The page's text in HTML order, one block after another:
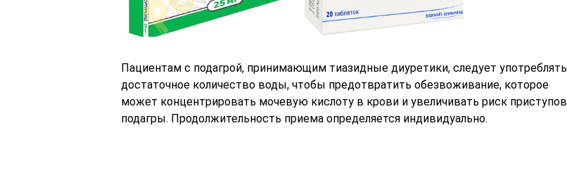
Пациентам с подагрой, принимающим тиазидные диуретики, следует употреблять
достаточное количество воды, чтобы предотвратить обезвоживание, которое
может концентрировать мочевую кислоту в крови и увеличивать риск приступов
подагры. Продолжительность приема определяется индивидуально.